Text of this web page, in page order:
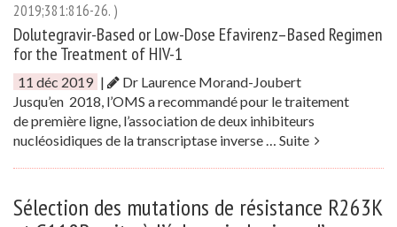
2019;381:816-26. )
Dolutegravir-Based or Low-Dose Efavirenz–Based Regimen
for the Treatment of HIV-1
11 déc 2019 |
Dr Laurence Morand-Joubert
Jusqu’en 2018, l’OMS a recommandé pour le traitement
de première ligne, l’association de deux inhibiteurs
nucléosidiques de la transcriptase inverse … Suite
Sélection des mutations de résistance R263K